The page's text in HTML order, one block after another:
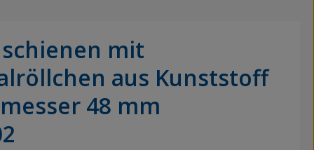
mit
aus Kunststoff
48 mm